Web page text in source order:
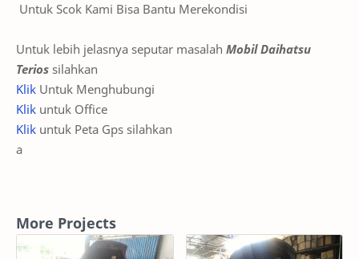
Untuk Scok Kami Bisa Bantu Merekondisi
Untuk lebih jelasnya seputar masalah Mobil Daihatsu
Terios silahkan
Klik Untuk Menghubungi
Klik untuk Office
Klik untuk Peta Gps silahkan
a
More Projects